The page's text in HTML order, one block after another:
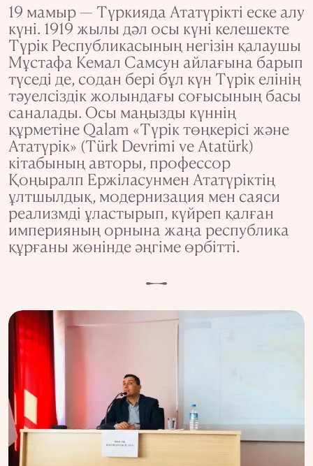
19 мамыр — Түркияда Ататүрікті еске алу
күні. 1919 жылы дәл осы күні келешекте
Түрік Республикасының негізін қалаушы
Мұстафа Кемал Самсун айлағына барып
түседі де, содан бері бұл күн Түрік елінің
тәуелсіздік жолындағы соғысының басы
саналады. Осы маңызды күннің
құрметіне Qalam «Түрік төңкерісі және
Ататүрік» (Türk Devrimi ve Atatürk)
кітабының авторы, профессор
Қоңыралп Ержіласунмен Ататүріктің
ұлтшылдық, модернизация мен саяси
реализмді ұластырып, күйреп қалған
империяның орнына жаңа республика
құрғаны жөнінде әңгіме өрбітті.